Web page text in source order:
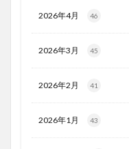
2026年4月 46
2026年3月 45
2026年2月 41
2026年1月 43